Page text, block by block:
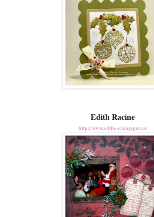
Edith Racine
http://www.edithos.blogspot.ca/